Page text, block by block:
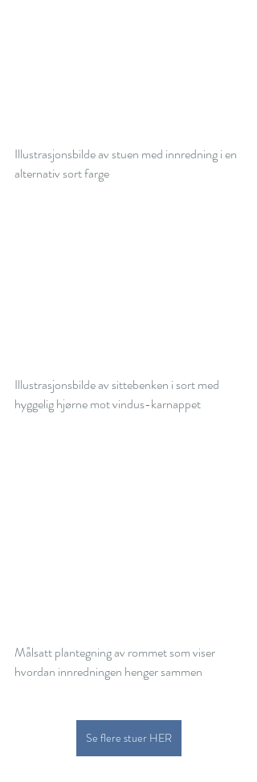
Illustrasjonsbilde av stuen med innredning i en
alternativ sort farge
Illustrasjonsbilde av sittebenken i sort med
hyggelig hjørne mot vindus-karnappet
Målsatt plantegning av rommet som viser
hvordan innredningen henger sammen
Se flere stuer HER